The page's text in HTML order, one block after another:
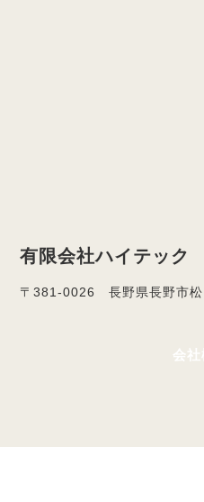
有限会社ハイテック
〒381-0026 長野県長野市松
会